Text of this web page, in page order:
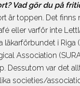
PreMed-kurs sitter
med din
Vad gör du på
är toppen. Det
eller varför inte
läkarförbundet i
Association
Dessutom var det
societies/